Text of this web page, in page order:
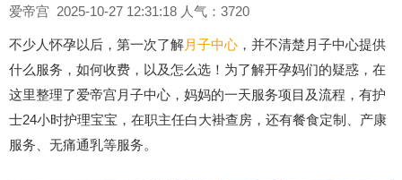
爱帝宫 2025-10-27 12:31:18 人气：3720
不少人怀孕以后，第一次了解月子中心 ，并不清楚月子中心提供
什么服务，如何收费，以及怎么选！为了解开孕妈们的疑惑，在
这里整理了爱帝宫月子中心，妈妈的一天服务项目及流程，有护
士24小时护理宝宝，在职主任白大褂查房，还有餐食定制、产康
服务、无痛通乳等服务。